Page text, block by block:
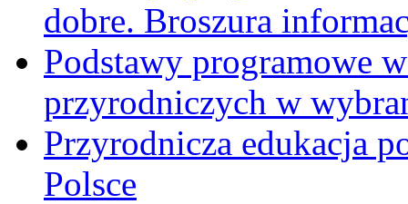
dobre. Broszura
Podstawy programowe
przyrodniczych w
Przyrodnicza edukacja
Polsce